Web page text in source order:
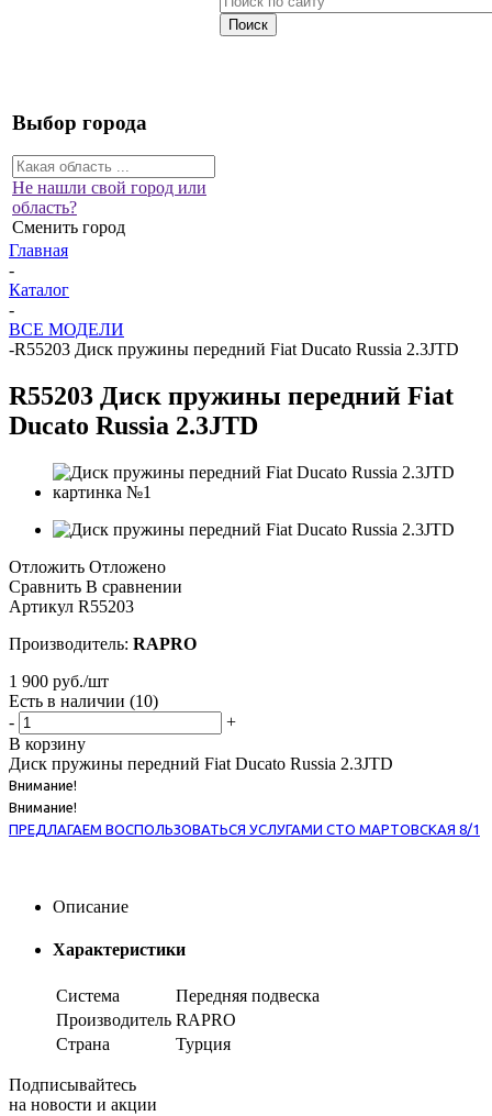
Выбор города
Не нашли свой город или
область?
Сменить город
Главная
-
Каталог
-
ВСЕ МОДЕЛИ
-R55203 Диск пружины передний Fiat Ducato Russia 2.3JTD
R55203 Диск пружины передний Fiat
Ducato Russia 2.3JTD
Отложить Отложено
Сравнить В сравнении
Артикул R55203
Производитель: RAPRO
1 900 руб./шт
Есть в наличии (10)
-
+
В корзину
Диск пружины передний Fiat Ducato Russia 2.3JTD
Внимание!
Внимание!
ПРЕДЛАГАЕМ ВОСПОЛЬЗОВАТЬСЯ УСЛУГАМИ СТО МАРТОВСКАЯ 8/1
Описание
Характеристики
Система
Передняя подвеска
Производитель RAPRO
Страна
Турция
Подписывайтесь
на новости и акции